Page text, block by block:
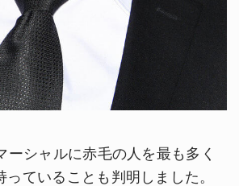
ーシャルに赤毛の人を最も多く
ていることも判明しました。